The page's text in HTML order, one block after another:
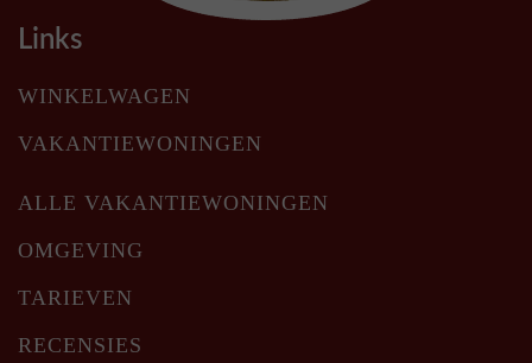
Links
WINKELWAGEN
VAKANTIEWONINGEN
ALLE VAKANTIEWONINGEN
OMGEVING
TARIEVEN
RECENSIES